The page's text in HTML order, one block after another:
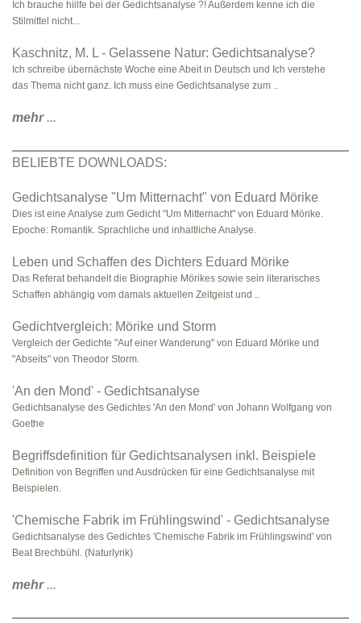
Ich brauche hiilfe bei der Gedichtsanalyse ?! Außerdem kenne ich die
Stilmittel nicht...
Kaschnitz, M. L - Gelassene Natur: Gedichtsanalyse?
Ich schreibe übernächste Woche eine Abeit in Deutsch und Ich verstehe
das Thema nicht ganz. Ich muss eine Gedichtsanalyse zum ..
mehr...
BELIEBTE DOWNLOADS:
Gedichtsanalyse "Um Mitternacht" von Eduard Mörike
Dies ist eine Analyse zum Gedicht "Um Mitternacht" von Eduard Mörike.
Epoche: Romantik. Sprachliche und inhaltliche Analyse.
Leben und Schaffen des Dichters Eduard Mörike
Das Referat behandelt die Biographie Mörikes sowie sein literarisches
Schaffen abhängig vom damals aktuellen Zeitgeist und ..
Gedichtvergleich: Mörike und Storm
Vergleich der Gedichte "Auf einer Wanderung" von Eduard Mörike und
"Abseits" von Theodor Storm.
'An den Mond' - Gedichtsanalyse
Gedichtsanalyse des Gedichtes 'An den Mond' von Johann Wolfgang von
Goethe
Begriffsdefinition für Gedichtsanalysen inkl. Beispiele
Definition von Begriffen und Ausdrücken für eine Gedichtsanalyse mit
Beispielen.
'Chemische Fabrik im Frühlingswind' - Gedichtsanalyse
Gedichtsanalyse des Gedichtes 'Chemische Fabrik im Frühlingswind' von
Beat Brechbühl. (Naturlyrik)
mehr...